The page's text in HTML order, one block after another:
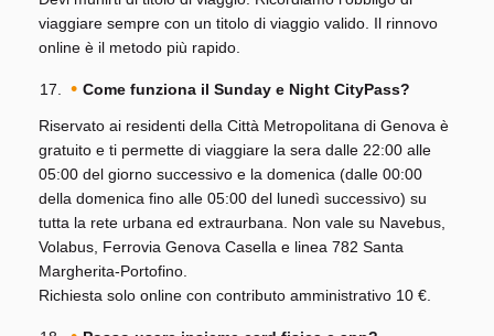
viaggiare sempre con un titolo di viaggio valido. Il rinnovo
online è il metodo più rapido.
Come funziona il Sunday e Night CityPass?
Riservato ai residenti della Città Metropolitana di Genova è
gratuito e ti permette di viaggiare la sera dalle 22:00 alle
05:00 del giorno successivo e la domenica (dalle 00:00
della domenica fino alle 05:00 del lunedì successivo) su
tutta la rete urbana ed extraurbana. Non vale su Navebus,
Volabus, Ferrovia Genova Casella e linea 782 Santa
Margherita-Portofino.
Richiesta solo online con contributo amministrativo 10 €.